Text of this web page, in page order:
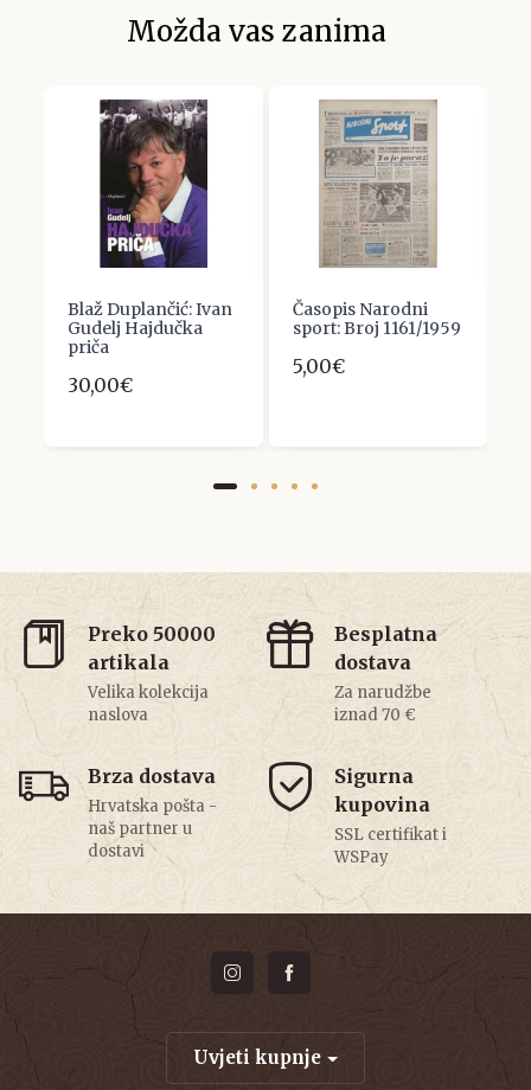
Možda vas zanima
Blaž Duplančić: Ivan
Gudelj Hajdučka
priča
30,00€
Časopis Narodni
sport: Broj 1161/1959
5,00€
Preko 50000
artikala
Velika kolekcija
naslova
Besplatna
dostava
Za narudžbe
iznad 70 €
Brza dostava
Hrvatska pošta -
naš partner u
dostavi
Sigurna
kupovina
SSL certifikat i
WSPay
Uvjeti kupnje